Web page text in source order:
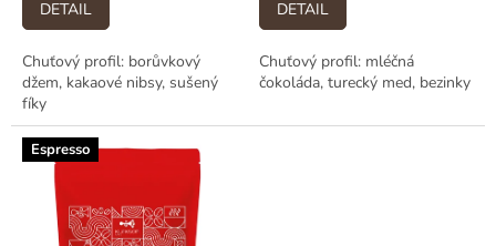
DETAIL
Chuťový profil: borůvkový
džem, kakaové nibsy, sušený
fíky
DETAIL
Chuťový profil: mléčná
čokoláda, turecký med, bezinky
Espresso